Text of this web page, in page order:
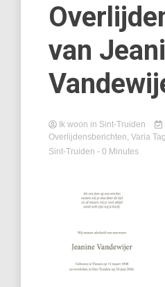
van
Ik woon in Sint-Truiden
Overlijdensberichten, Varia
Sint-Truiden - 0 Minutes